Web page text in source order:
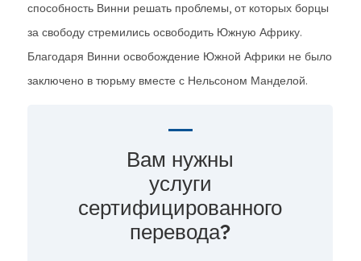
способность Винни решать проблемы, от которых борцы
за свободу стремились освободить Южную Африку.
Благодаря Винни освобождение Южной Африки не было
заключено в тюрьму вместе с Нельсоном Манделой.
Вам нужны
услуги
сертифицированного
перевода?